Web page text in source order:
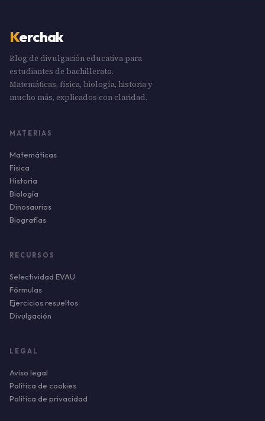
Kerchak
Blog de divulgación educativa para
estudiantes de bachillerato.
Matemáticas, física, biología, historia y
mucho más, explicados con claridad.
MATERIAS
Matemáticas
Física
Historia
Biología
Dinosaurios
Biografías
RECURSOS
Selectividad EVAU
Fórmulas
Ejercicios resueltos
Divulgación
LEGAL
Aviso legal
Política de cookies
Política de privacidad